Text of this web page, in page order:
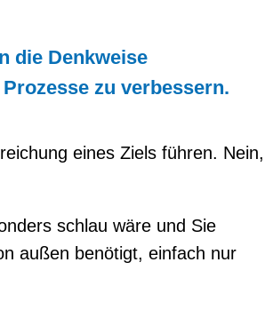
die Denkweise
zu verbessern.
eines Ziels führen. Nein,
schlau wäre und Sie
außen benötigt, einfach nur